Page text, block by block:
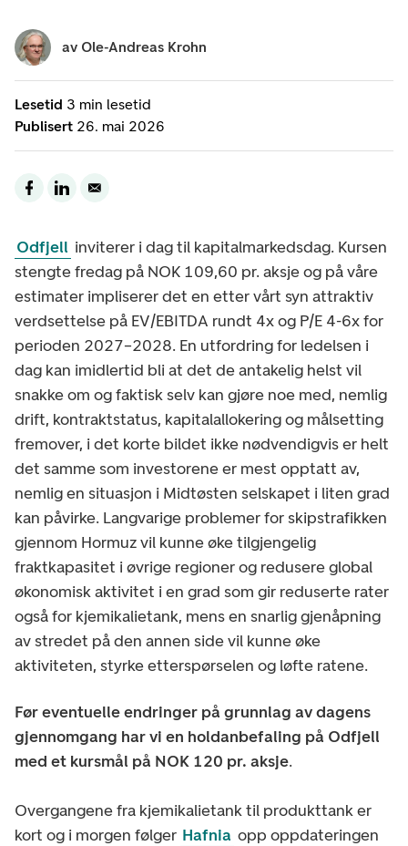
Lesetid 3 min lesetid
Publisert 26. mai 2026
av Ole-Andreas Krohn
Odfjell inviterer i dag til kapitalmarkedsdag. Kursen
stengte fredag på NOK 109,60 pr. aksje og på våre
estimater impliserer det en etter vårt syn attraktiv
verdsettelse på EV/EBITDA rundt 4x og P/E 4-6x for
perioden 2027–2028. En utfordring for ledelsen i
dag kan imidlertid bli at det de antakelig helst vil
snakke om og faktisk selv kan gjøre noe med, nemlig
drift, kontraktstatus, kapitalallokering og målsetting
fremover, i det korte bildet ikke nødvendigvis er helt
det samme som investorene er mest opptatt av,
nemlig en situasjon i Midtøsten selskapet i liten grad
kan påvirke. Langvarige problemer for skipstrafikken
gjennom Hormuz vil kunne øke tilgjengelig
fraktkapasitet i øvrige regioner og redusere global
økonomisk aktivitet i en grad som gir reduserte rater
også for kjemikalietank, mens en snarlig gjenåpning
av stredet på den annen side vil kunne øke
aktiviteten, styrke etterspørselen og løfte ratene.
Før eventuelle endringer på grunnlag av dagens
gjennomgang har vi en holdanbefaling på Odfjell
med et kursmål på NOK 120 pr. aksje.
Overgangene fra kjemikalietank til produkttank er
kort og i morgen følger Hafnia opp oppdateringen